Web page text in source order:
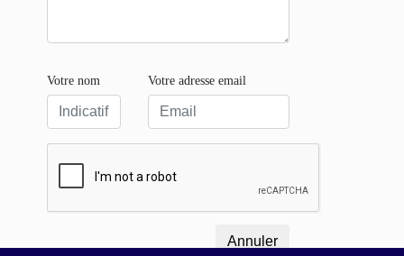
Votre nom Votre adresse email